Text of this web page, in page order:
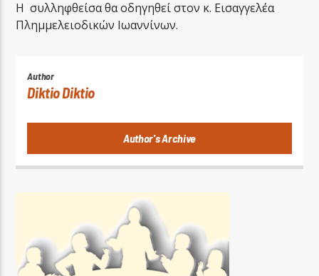
Η συλληφθείσα θα οδηγηθεί στον κ. Εισαγγελέα
Πλημμελειοδικών Ιωαννίνων.
Author
Diktio Diktio
Author's Archive